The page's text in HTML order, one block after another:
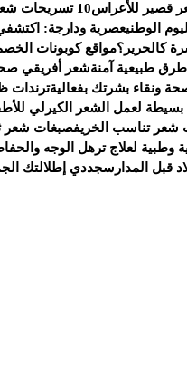
قصير للأعراس10 تسريحات شعر عروس كيرلي أنيقة بالصور
الوطنيعصرية ودارجة:
كالحرير؟مواقع كوبونات
طبيعية آمنةشعر أفريقي
ونقاء بشرتك بفعاليةترندات
لعمل الشعر الكيرلي
شعر تناسب الخريفصبغات شعر
وطبية لعلاج ترهل الوجه
قبل المدارسجددي إطلالتك